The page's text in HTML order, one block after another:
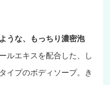
うな、もっちり濃密泡
ルエキスを配合した、し
イプのボディソープ。き